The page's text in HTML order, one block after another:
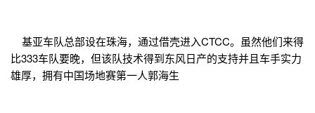
基亚车队总部设在珠海，通过借壳进入CTCC。虽然他们来得
比333车队要晚，但该队技术得到东风日产的支持并且车手实力
雄厚，拥有中国场地赛第一人郭海生